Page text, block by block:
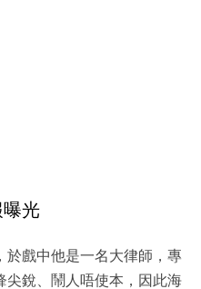
光
於戲中他是一名大律師，專
尖銳、鬧人唔使本，因此海